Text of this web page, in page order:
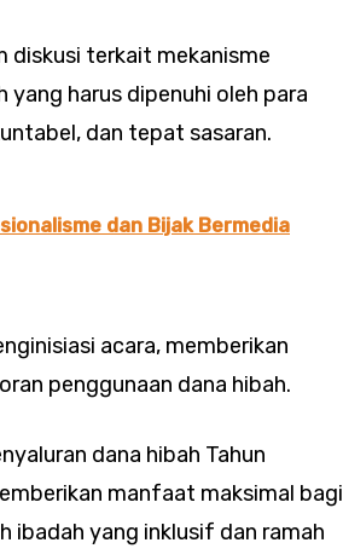
diskusi terkait mekanisme
yang harus dipenuhi oleh para
dan tepat sasaran.
dan Bijak Bermedia
acara, memberikan
penggunaan dana hibah.
dana hibah Tahun
manfaat maksimal bagi
ibadah yang inklusif dan ramah